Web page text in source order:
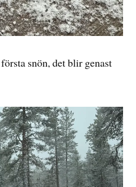
snön, det blir genast